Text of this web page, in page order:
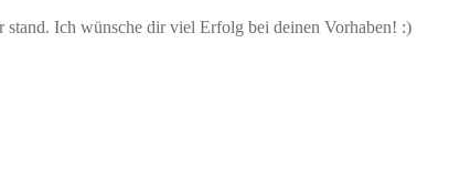
stand. Ich wünsche dir viel Erfolg bei deinen Vorhaben! :)